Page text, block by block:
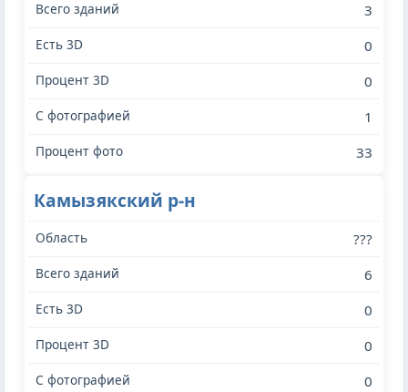
3
0
0
1
33
Камызякский р-н
???
6
0
0
0